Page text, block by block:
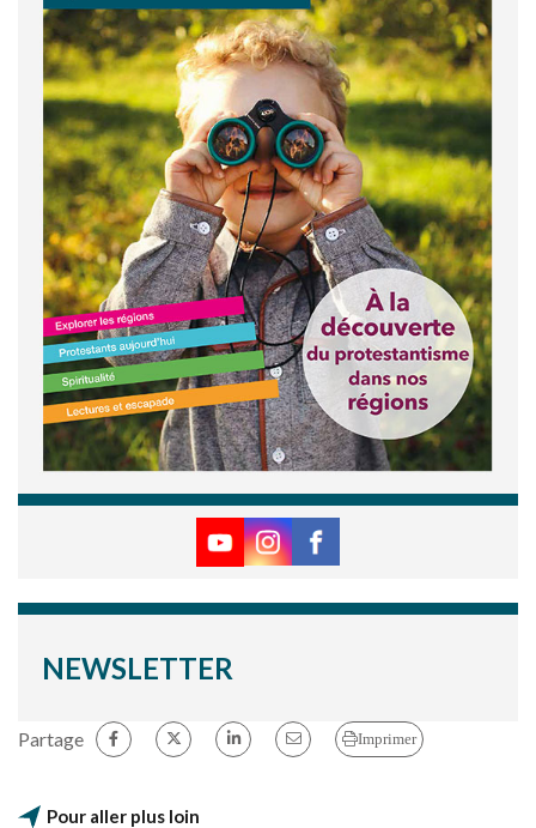
NEWSLETTER
Partage Imprimer
Pour aller plus loin